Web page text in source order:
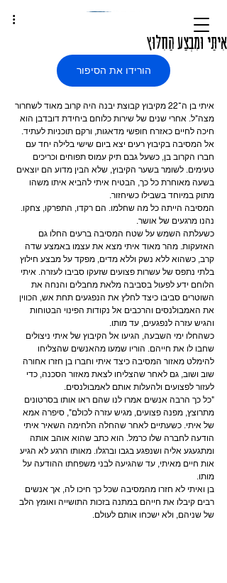
אִיתַּי וּמִבְצַע הַחִלּוּץ
הורידו את הסיפור
איתי בן ה־22 מקיבוץ קבוצת יבנה היה קרוב מאוד לשחרור
מצה"ל. אחרי שנים של שירות כלוחם ביחידת דובדבן הוא
חיכה לחיים כאזרח חופשי מדאגות, ורקם תוכניות לעתיד.
אל המסיבה בקיבוץ רעים יצא ביום שישי בלילה יחד עם
חברו הקרוב בן, כשעל גבם תיק עמוס תפוחים וכריכים
טעימים. לשומר בשער הקיבוץ, שלא הבין מדוע הם יוצאים
בשעה מאוחרת כל כך, הבטיח איתי להביא איתו משהו
מתוק במיוחד בשבילו כשיחזור.
המסיבה הייתה כל מה שחלמו. הם רקדו, התפרקו, צחקו.
נהנו מרגעים של אושר.
כשעלתה השמש על שטח המסיבה ברעים החלו גם
האזעקות. מהר מאוד איתי מצא את עצמו באמצע שדה
קרב, כשהוא ללא נשק וללא מדים, מפקד על מבצע חילוץ
בלתי נתפס של עשרות פצועים שזעקו סביבו לעזרה. איתי
הלוחם ידע לפעול בסביבה מלאת מחבלים והנחה את
השוטרים סביבו כיצד לחלץ את הנפגעים תחת אש, הכווין
את האמבולנסים והרכבים אל נקודות הפינוי הבטוחות
והגיש עזרה לנפגעים, עד מותו.
כשהחלו ימי השבעה, הגיעו אל הקיבוץ של איתי ניצולים
שחבו לו את חייהם. הוריו שמעו מהאנשים שהצליחו
להימלט מאזור המסיבה כיצד איתי וחברו בן חזרו אחורה
שוב ושוב, גם לאחר שהצליחו לצאת מאזור הסכנה, כדי
לעזור לפצועים ולהעלות אותם לאמבולנסים.
"כל כך הרבה אנשים אמרו לנו שהם ראו אותו בסרטונים
מתרוצץ, מפנה פצועים, מגיש עזרה לכולם", סיפרה אמא
של איתי. כשעתיים לאחר שהחלה הלחימה השאיר איתי
הודעה לחברה שלו כרמל. הוא כתב שהוא אוהב אותה
ומתגעגע אליה ושנפגע בגבו וברגלו. מאותו הרגע לא הגיע
אות חיים מאיתי, עד שהגיעה לבני משפחתו ההודעה על
מותו.
בן ואיתי לא חזרו מהמסיבה שכל כך חיכו לה, אך אנשים
רבים קיבלו את חייהם במתנה בזכות התושייה ואומץ הלב
של שניהם, ולא ישכחו אותם לעולם.